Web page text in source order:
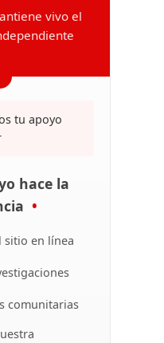
vivo el
tu apoyo
hace la
sitio en línea
comunitarias